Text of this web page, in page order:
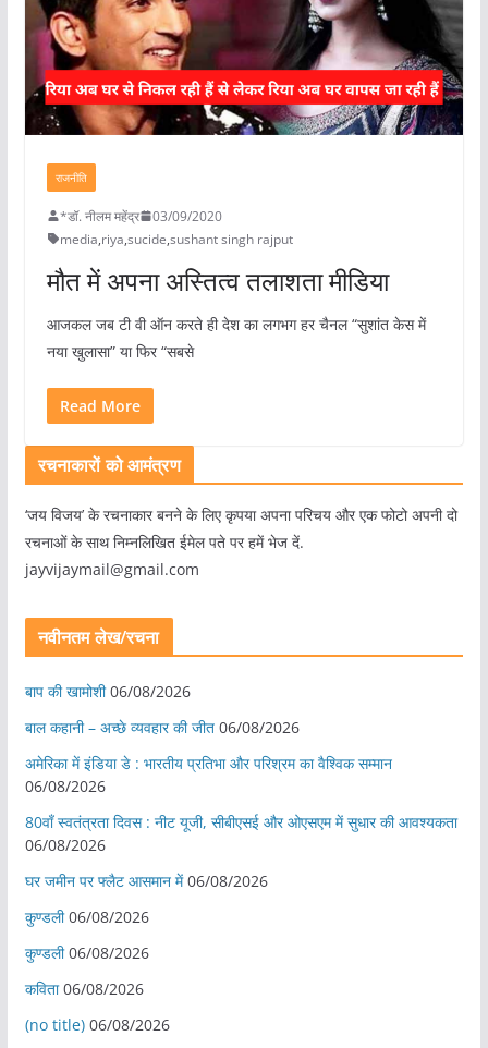
राजनीति
*डॉ. नीलम महेंद्र
03/09/2020
media,riya,sucide,sushant singh rajput
मौत में अपना अस्तित्व तलाशता मीडिया
आजकल जब टी वी ऑन करते ही देश का लगभग हर चैनल “सुशांत केस में
नया खुलासा” या फिर “सबसे
Read More
रचनाकारों को आमंत्रण
‘जय विजय’ के रचनाकार बनने के लिए कृपया अपना परिचय और एक फोटो अपनी दो
रचनाओं के साथ निम्नलिखित ईमेल पते पर हमें भेज दें.
jayvijaymail@gmail.com
नवीनतम लेख/रचना
बाप की खामोशी 06/08/2026
बाल कहानी – अच्छे व्यवहार की जीत 06/08/2026
अमेरिका में इंडिया डे : भारतीय प्रतिभा और परिश्रम का वैश्विक सम्मान
06/08/2026
80वाँ स्वतंत्रता दिवस : नीट यूजी, सीबीएसई और ओएसएम में सुधार की आवश्यकता
06/08/2026
घर जमीन पर फ्लैट आसमान में 06/08/2026
कुण्डली 06/08/2026
कुण्डली 06/08/2026
कविता 06/08/2026
(no title) 06/08/2026